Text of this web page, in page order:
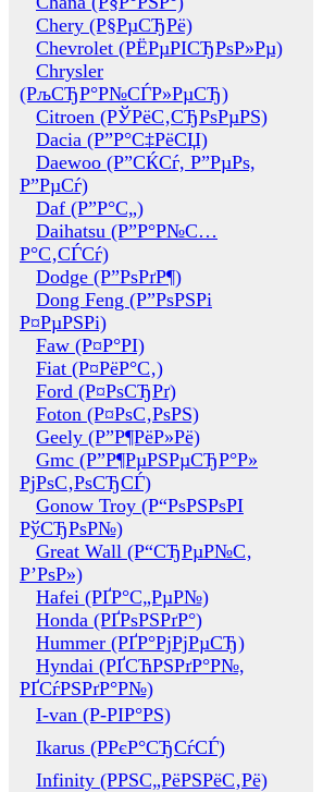
Chery (Р§РµСЂРё)
Chevrolet (РЁРµРІСЂРѕР»Рµ)
Chrysler
(РљСЂР°Р№СЃР»РµСЂ)
Citroen (РЎРёС‚СЂРѕРµРЅ)
Dacia (Р”Р°С‡РёСЏ)
Daewoo (Р”СЌСѓ, Р”РµРѕ,
Р”РµСѓ)
Daf (Р”Р°С„)
Daihatsu (Р”Р°Р№С…
Р°С‚СЃСѓ)
Dodge (Р”РѕРґР¶)
Dong Feng (Р”РѕРЅРі
Р¤РµРЅРі)
Faw (Р¤Р°РІ)
Fiat (Р¤РёР°С‚)
Ford (Р¤РѕСЂРґ)
Foton (Р¤РѕС‚РѕРЅ)
Geely (Р”Р¶РёР»Рё)
Gmc (Р”Р¶РµРЅРµСЂР°Р»
РјРѕС‚РѕСЂСЃ)
Gonow Troy (Р“РѕРЅРѕРІ
РўСЂРѕР№)
Great Wall (Р“СЂРµР№С‚
Р’РѕР»)
Hafei (РҐР°С„РµР№)
Honda (РҐРѕРЅРґР°)
Hummer (РҐР°РјРјРµСЂ)
Hyndai (РҐСЋРЅРґР°Р№,
РҐСѓРЅРґР°Р№)
I-van (Р-РІР°РЅ)
Ikarus (РРєР°СЂСѓСЃ)
Infinity (РРЅС„РёРЅРёС‚Рё)